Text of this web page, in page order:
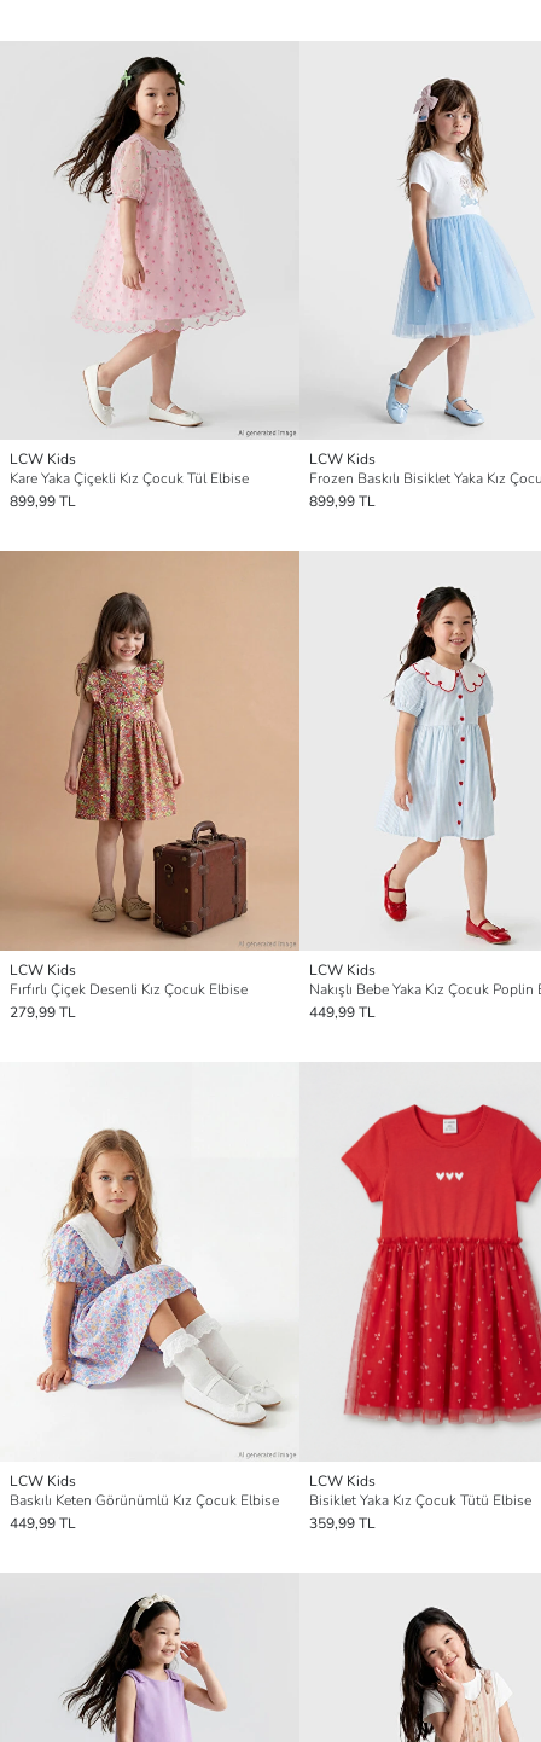
LCW Kids
Kare Yaka Çiçekli Kız Çocuk Tül Elbise
899,99 TL
LCW Kids
899,99 TL
LCW Kids
Fırfırlı Çiçek Desenli Kız Çocuk Elbise
279,99 TL
LCW Kids
Nakışlı Bebe Yaka Kız Çocuk Poplin
449,99 TL
LCW Kids
Baskılı Keten Görünümlü Kız Çocuk Elbise
449,99 TL
LCW Kids
Bisiklet Yaka Kız Çocuk Tütü Elbise
359,99 TL